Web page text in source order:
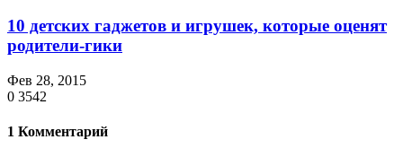
10 детских гаджетов и игрушек, которые оценят
родители-гики
Фев 28, 2015
0 3542
1 Комментарий